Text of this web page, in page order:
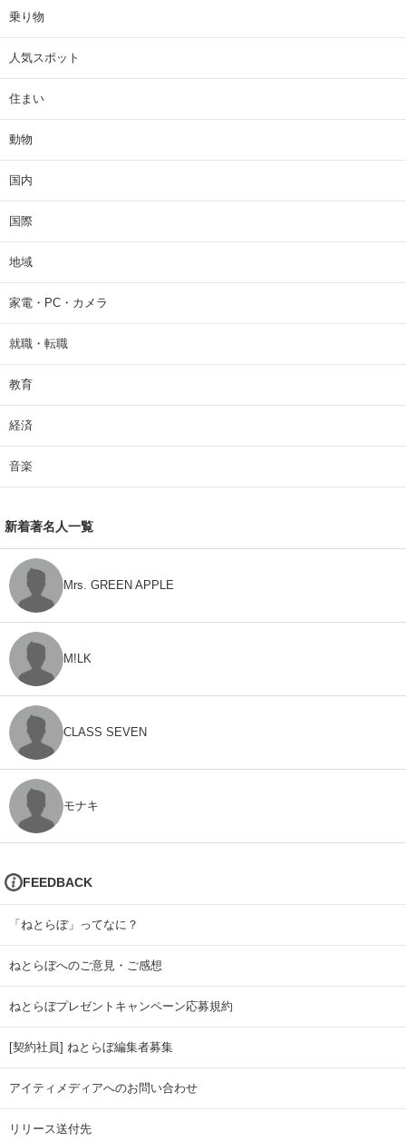
乗り物
人気スポット
住まい
動物
国内
国際
地域
家電・PC・カメラ
就職・転職
教育
経済
音楽
新着著名人一覧
Mrs. GREEN APPLE
M!LK
CLASS SEVEN
モナキ
FEEDBACK
「ねとらぼ」ってなに？
ねとらぼへのご意見・ご感想
ねとらぼプレゼントキャンペーン応募規約
[契約社員] ねとらぼ編集者募集
アイティメディアへのお問い合わせ
リリース送付先